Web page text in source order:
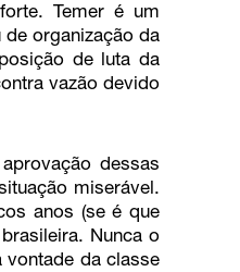
Temer é um
organização da
de luta da
vazão devido
dessas
miserável.
anos (se é que
Nunca o
vontade da classe